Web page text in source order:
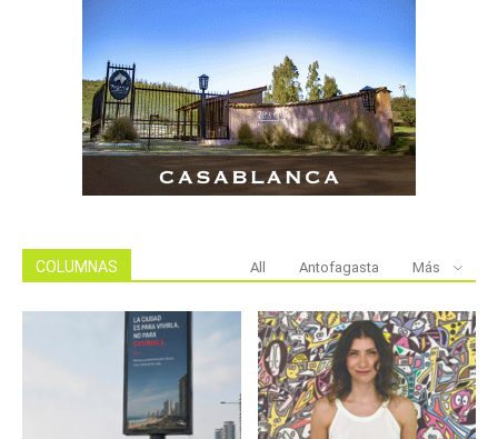
COLUMNAS All Antofagasta Más